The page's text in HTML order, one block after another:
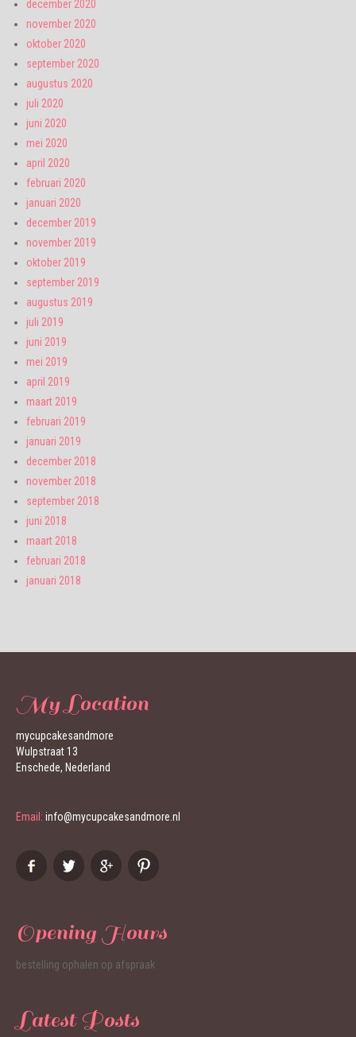
december 2020
november 2020
oktober 2020
september 2020
augustus 2020
juli 2020
juni 2020
mei 2020
april 2020
februari 2020
januari 2020
december 2019
november 2019
oktober 2019
september 2019
augustus 2019
juli 2019
juni 2019
mei 2019
april 2019
maart 2019
februari 2019
januari 2019
december 2018
november 2018
september 2018
juni 2018
maart 2018
februari 2018
januari 2018
My Location
mycupcakesandmore
Wulpstraat 13
Enschede, Nederland
Email: info@mycupcakesandmore.nl
Opening Hours
bestelling ophalen op afspraak
Latest Posts